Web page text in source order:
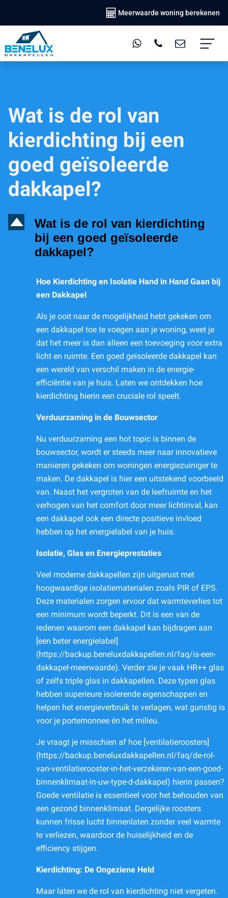
Meerwaarde woning berekenen
Wat is de rol van
kierdichting bij een
goed geïsoleerde
dakkapel?
D
Wat is de rol van kierdichting
bij een goed geïsoleerde
dakkapel?
Hoe Kierdichting en Isolatie Hand in Hand Gaan bij
een Dakkapel
Als je ooit naar de mogelijkheid hebt gekeken om
een dakkapel toe te voegen aan je woning, weet je
dat het meer is dan alleen een toevoeging voor extra
licht en ruimte. Een goed geïsoleerde dakkapel kan
een wereld van verschil maken in de energie-
efficiëntie van je huis. Laten we ontdekken hoe
kierdichting hierin een cruciale rol speelt.
Verduurzaming in de Bouwsector
Nu verduurzaming een hot topic is binnen de
bouwsector, wordt er steeds meer naar innovatieve
manieren gekeken om woningen energiezuiniger te
maken. De dakkapel is hier een uitstekend voorbeeld
van. Naast het vergroten van de leefruimte en het
verhogen van het comfort door meer lichtinval, kan
een dakkapel ook een directe positieve invloed
hebben op het energielabel van je huis.
Isolatie, Glas en Energieprestaties
Veel moderne dakkapellen zijn uitgerust met
hoogwaardige isolatiematerialen zoals PIR of EPS.
Deze materialen zorgen ervoor dat warmteverlies tot
een minimum wordt beperkt. Dit is een van de
redenen waarom een dakkapel kan bijdragen aan
[een beter energielabel]
(https://backup.beneluxdakkapellen.nl/faq/is-een-
dakkapel-meerwaarde). Verder zie je vaak HR++ glas
of zelfs triple glas in dakkapellen. Deze typen glas
hebben superieure isolerende eigenschappen en
helpen het energieverbruik te verlagen, wat gunstig is
voor je portemonnee én het milieu.
Je vraagt je misschien af hoe [ventilatieroosters]
(https://backup.beneluxdakkapellen.nl/faq/de-rol-
van-ventilatierooster-in-het-verzekeren-van-een-goed-
binnenklimaat-in-uw-type-d-dakkapel) hierin passen?
Goede ventilatie is essentieel voor het behouden van
een gezond binnenklimaat. Dergelijke roosters
kunnen frisse lucht binnenlaten zonder veel warmte
te verliezen, waardoor de huiselijkheid en de
efficiency stijgen.
Kierdichting: De Ongeziene Held
Maar laten we de rol van kierdichting niet vergeten.